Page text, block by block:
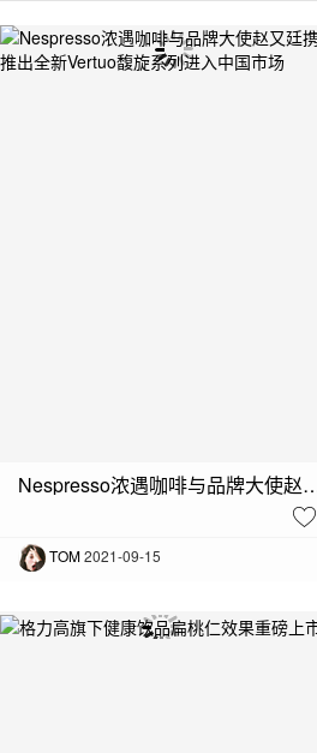
what's new : 塔菲提亮相上海整形科技周
what's new :
阿迪达斯全球创新发布会：
Nespresso浓遇咖啡与品牌大使赵又廷携
TOM2021-09-15